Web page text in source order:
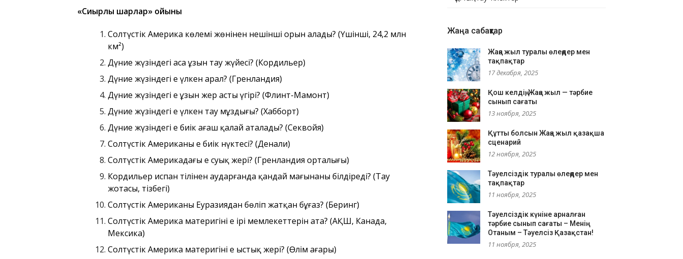
«Сиқырлы шарлар» ойыны
Солтүстік Америка көлемі жөнінен нешінші орын алады? (Үшінші, 24,2 млн
км²)
Дүние жүзіндегі аса ұзын тау жүйесі? (Кордильер)
Дүние жүзіндегі ең үлкен арал? (Гренландия)
Дүние жүзіндегі ең ұзын жер асты үңгірі? (Флинт-Мамонт)
Дүние жүзіндегі ең үлкен тау мұздығы? (Хабборт)
Дүние жүзіндегі ең биік ағаш қалай аталады? (Секвойя)
Солтүстік Американың ең биік нүктесі? (Денали)
Солтүстік Америкадағы ең суық жері? (Гренландия орталығы)
Кордильер испан тілінен аударғанда қандай мағынаны білдіреді? (Тау
жотасы, тізбегі)
Солтүстік Американы Еуразиядан бөліп жатқан бұғаз? (Беринг)
Солтүстік Америка материгінің ең ірі мемлекеттерін ата? (АҚШ, Канада,
Мексика)
Солтүстік Америка материгінің ең ыстық жері? (Өлім аңғары)
Жаңа сабақтар
Жаңа жыл туралы өлеңдер мен
тақпақтар
17 декабря, 2025
Қош келдің, Жаңа жыл — тәрбие
сынып сағаты
13 ноября, 2025
Құтты болсын Жаңа жыл қазақша
сценарий
12 ноября, 2025
Тәуелсіздік туралы өлеңдер мен
тақпақтар
11 ноября, 2025
Тәуелсіздік күніне арналған
тәрбие сынып сағаты – Менің
Отаным – Тәуелсіз Қазақстан!
11 ноября, 2025